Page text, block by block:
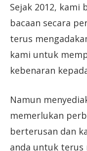
Sejak 2012, kami
bacaan secara
terus
kami untuk
kebenaran
Namun
memerlukan
berterusan dan
anda untuk terus